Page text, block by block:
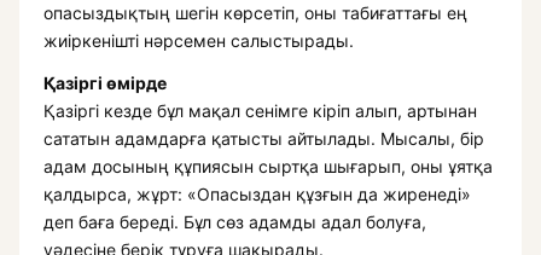
опасыздықтың шегін көрсетіп, оны табиғаттағы ең
жиіркенішті нәрсемен салыстырады.
Қазіргі өмірде
Қазіргі кезде бұл мақал сенімге кіріп алып, артынан
сататын адамдарға қатысты айтылады. Мысалы, бір
адам досының құпиясын сыртқа шығарып, оны ұятқа
қалдырса, жұрт: «Опасыздан құзғын да жиренеді»
деп баға береді. Бұл сөз адамды адал болуға,
уәдесіне берік тұруға шақырады.